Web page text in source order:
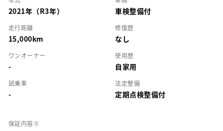
2021年（R3年） 車検整備付
走行距離
15,000km
修復歴
なし
ワンオーナー
-
使用歴
自家用
試乗車
-
法定整備
定期点検整備付
保証内容※